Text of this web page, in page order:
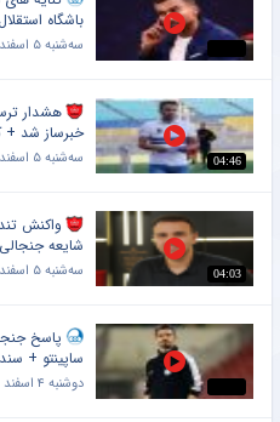
باشگاه
سه‌شنبه ۵ اسفند ۱۴۰۴ | ۱۴:۳۲
04:46
هشدار
خبرساز شد +
سه‌شنبه ۵ اسفند ۱۴۰۴ | ۹:۱۹
04:03
واکنش
شایعه
سه‌شنبه ۵ اسفند ۱۴۰۴ | ۸:۲۴
پاسخ
ساپینتو + سند
دوشنبه ۴ اسفند ۱۴۰۴ | ۱۳:۴۳